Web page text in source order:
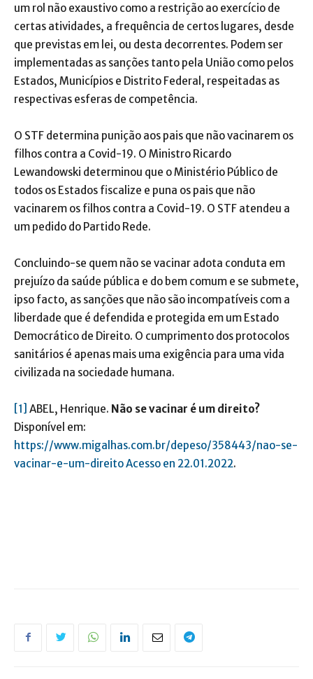
um rol não exaustivo como a restrição ao exercício de
certas atividades, a frequência de certos lugares, desde
que previstas em lei, ou desta decorrentes. Podem ser
implementadas as sanções tanto pela União como pelos
Estados, Municípios e Distrito Federal, respeitadas as
respectivas esferas de competência.
O STF determina punição aos pais que não vacinarem os
filhos contra a Covid-19. O Ministro Ricardo
Lewandowski determinou que o Ministério Público de
todos os Estados fiscalize e puna os pais que não
vacinarem os filhos contra a Covid-19. O STF atendeu a
um pedido do Partido Rede.
Concluindo-se quem não se vacinar adota conduta em
prejuízo da saúde pública e do bem comum e se submete,
ipso facto, as sanções que não são incompatíveis com a
liberdade que é defendida e protegida em um Estado
Democrático de Direito. O cumprimento dos protocolos
sanitários é apenas mais uma exigência para uma vida
civilizada na sociedade humana.
[1] ABEL, Henrique. Não se vacinar é um direito?
Disponível em:
https://www.migalhas.com.br/depeso/358443/nao-se-
vacinar-e-um-direito Acesso en 22.01.2022.